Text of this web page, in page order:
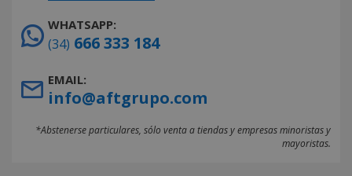
WHATSAPP:
(34) 666 333 184
EMAIL:
info@aftgrupo.com
*Abstenerse particulares, sólo venta a tiendas y empresas minoristas y
mayoristas.